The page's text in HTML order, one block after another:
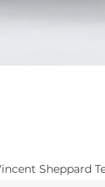
Sheppard